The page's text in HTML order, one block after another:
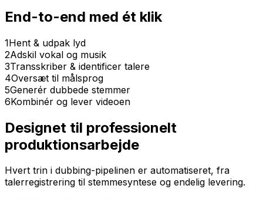
End-to-end med ét klik
1Hent & udpak lyd
2Adskil vokal og musik
3Transskriber & identificer talere
4Oversæt til målsprog
5Generér dubbede stemmer
6Kombinér og lever videoen
Designet til professionelt
produktionsarbejde
Hvert trin i dubbing-pipelinen er automatiseret, fra
talerregistrering til stemmesyntese og endelig levering.